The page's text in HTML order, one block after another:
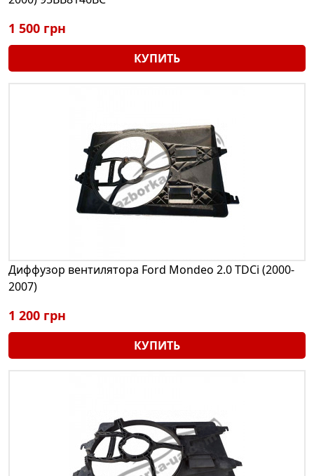
1 500 грн
КУПИТЬ
Диффузор вентилятора Ford Mondeo 2.0 TDCi (2000-
2007)
1 200 грн
КУПИТЬ